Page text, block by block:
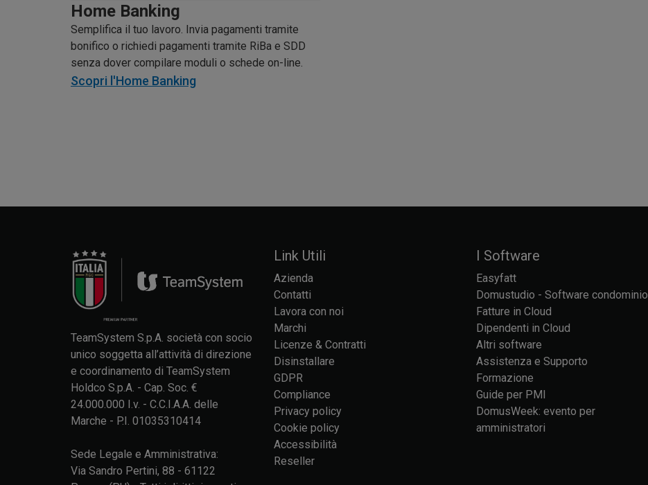
Home Banking
Semplifica il tuo lavoro. Invia pagamenti tramite
bonifico o richiedi pagamenti tramite RiBa e SDD
senza dover compilare moduli o schede on-line.
Scopri l'Home Banking
TeamSystem S.p.A. società con socio
unico soggetta all’attività di direzione
e coordinamento di TeamSystem
Holdco S.p.A. - Cap. Soc. €
24.000.000 I.v. - C.C.I.A.A. delle
Marche - P.I. 01035310414
Sede Legale e Amministrativa:
Via Sandro Pertini, 88 - 61122
Link Utili
Azienda
Contatti
Lavora con noi
Marchi
Licenze & Contratti
Disinstallare
GDPR
Compliance
Privacy policy
Cookie policy
Accessibilità
Reseller
I Software
Easyfatt
Domustudio - Software condominio
Fatture in Cloud
Dipendenti in Cloud
Altri software
Assistenza e Supporto
Formazione
Guide per PMI
DomusWeek: evento per
amministratori